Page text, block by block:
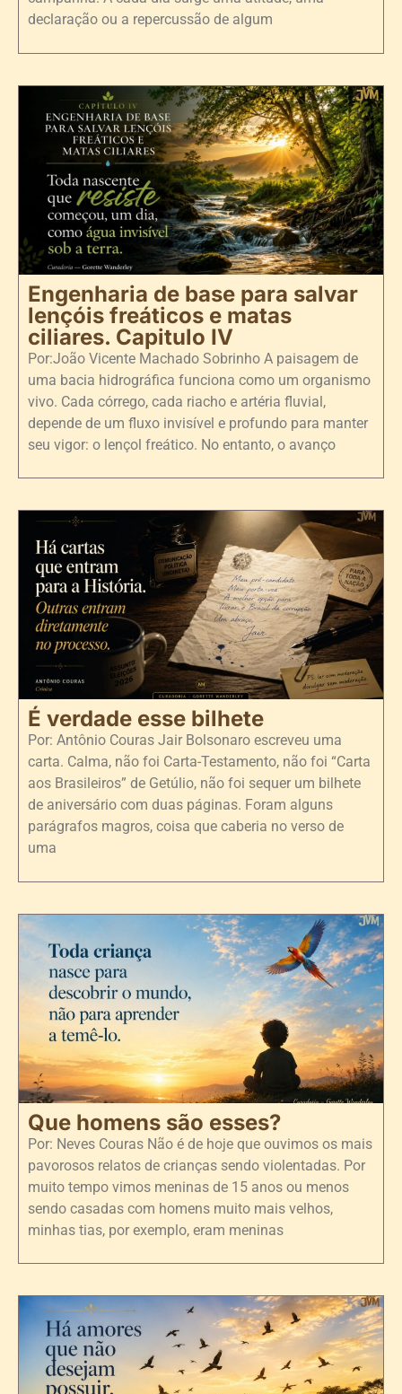
declaração ou a repercussão de algum
Engenharia de base para salvar
lençóis freáticos e matas
ciliares. Capitulo IV
Por:João Vicente Machado Sobrinho A paisagem de
uma bacia hidrográfica funciona como um organismo
vivo. Cada córrego, cada riacho e artéria fluvial,
depende de um fluxo invisível e profundo para manter
seu vigor: o lençol freático. No entanto, o avanço
É verdade esse bilhete
Por: Antônio Couras Jair Bolsonaro escreveu uma
carta. Calma, não foi Carta-Testamento, não foi “Carta
aos Brasileiros” de Getúlio, não foi sequer um bilhete
de aniversário com duas páginas. Foram alguns
parágrafos magros, coisa que caberia no verso de
uma
Que homens são esses?
Por: Neves Couras Não é de hoje que ouvimos os mais
pavorosos relatos de crianças sendo violentadas. Por
muito tempo vimos meninas de 15 anos ou menos
sendo casadas com homens muito mais velhos,
minhas tias, por exemplo, eram meninas